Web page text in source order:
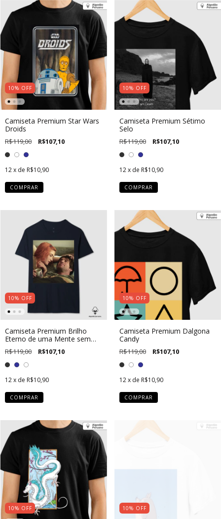
10% OFF
Camiseta Premium Star Wars
Droids
R$119,00 R$107,10
12x de R$10,90
COMPRAR
10% OFF
Camiseta Premium Sétimo
Selo
R$119,00 R$107,10
12 x de R$10,90
COMPRAR
10% OFF
Camiseta Premium Brilho
Eterno de uma Mente sem
Lembranças
R$119,00 R$107,10
12x de R$10,90
COMPRAR
10% OFF
Camiseta Premium Dalgona
Candy
R$119,00 R$107,10
12 x de R$10,90
COMPRAR
10% OFF 10% OFF